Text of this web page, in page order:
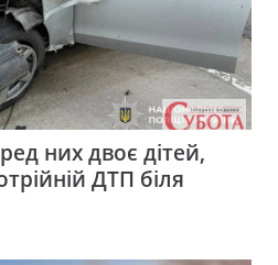
них двоє дітей,
ДТП біля